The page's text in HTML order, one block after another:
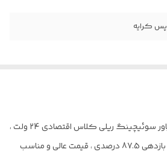
پس کرایه
منبع تغذیه EDR-120-24 ، پاور سوئیچینگ ریلی کلاس اقتصادی 24 ولت ،
ول ، با بازدهی 87.5 درصدی ، قیمت عالی و مناسب